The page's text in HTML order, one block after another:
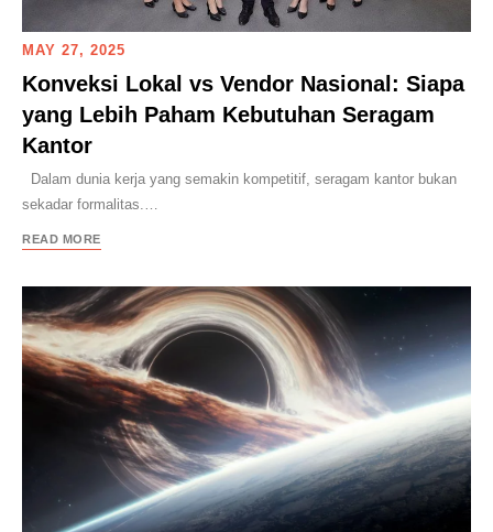
MAY 27, 2025
Konveksi Lokal vs Vendor Nasional: Siapa
yang Lebih Paham Kebutuhan Seragam
Kantor
Dalam dunia kerja yang semakin kompetitif, seragam kantor bukan
sekadar formalitas.…
READ MORE